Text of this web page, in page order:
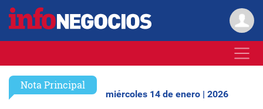
Nota Principal
miércoles 14 de enero | 2026